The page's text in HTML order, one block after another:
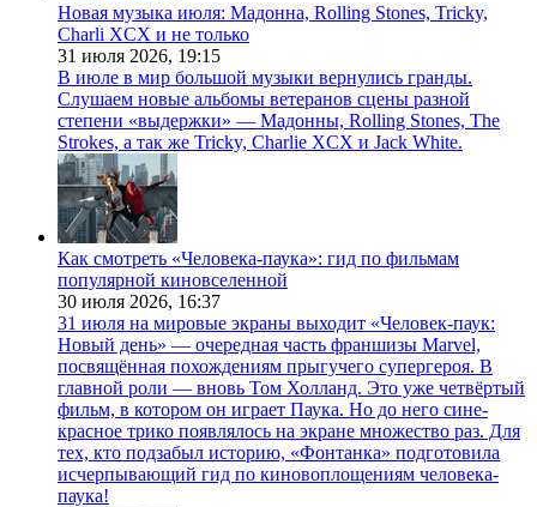
Новая музыка июля: Мадонна, Rolling Stones, Tricky,
Charli XCX и не только
31 июля 2026, 19:15
В июле в мир большой музыки вернулись гранды.
Слушаем новые альбомы ветеранов сцены разной
степени «выдержки» — Мадонны, Rolling Stones, The
Strokes, а так же Tricky, Charlie XCX и Jack White.
Как смотреть «Человека-паука»: гид по фильмам
популярной киновселенной
30 июля 2026, 16:37
31 июля на мировые экраны выходит «Человек-паук:
Новый день» — очередная часть франшизы Marvel,
посвящённая похождениям прыгучего супергероя. В
главной роли — вновь Том Холланд. Это уже четвёртый
фильм, в котором он играет Паука. Но до него сине-
красное трико появлялось на экране множество раз. Для
тех, кто подзабыл историю, «Фонтанка» подготовила
исчерпывающий гид по киновоплощениям человека-
паука!